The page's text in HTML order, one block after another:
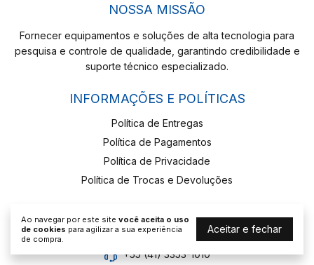
Ao navegar por este site você aceita o uso
de cookies para agilizar a sua experiência
de compra.
Aceitar e fechar
NOSSA MISSÃO
Fornecer equipamentos e soluções de alta tecnologia para
pesquisa e controle de qualidade, garantindo credibilidade e
suporte técnico especializado.
INFORMAÇÕES E POLÍTICAS
Política de Entregas
Política de Pagamentos
Política de Privacidade
Política de Trocas e Devoluções
(41) 3353-1010
+55 (41) 3353-1010